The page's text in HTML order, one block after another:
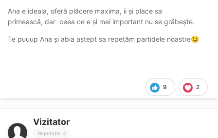
Ana e ideala, oferă plăcere maxima, ii și place sa
primească, dar ceea ce e și mai important nu se grăbește.
Te puuup Ana și abia aștept sa repetăm partidele noastre😉
9 2
Vizitator
Reputație: 0